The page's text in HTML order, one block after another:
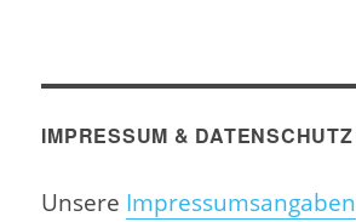
IMPRESSUM & DATENSCHUTZ
Unsere Impressumsangaben